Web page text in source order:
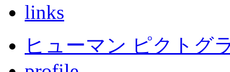
links
ヒューマン ピクトグ